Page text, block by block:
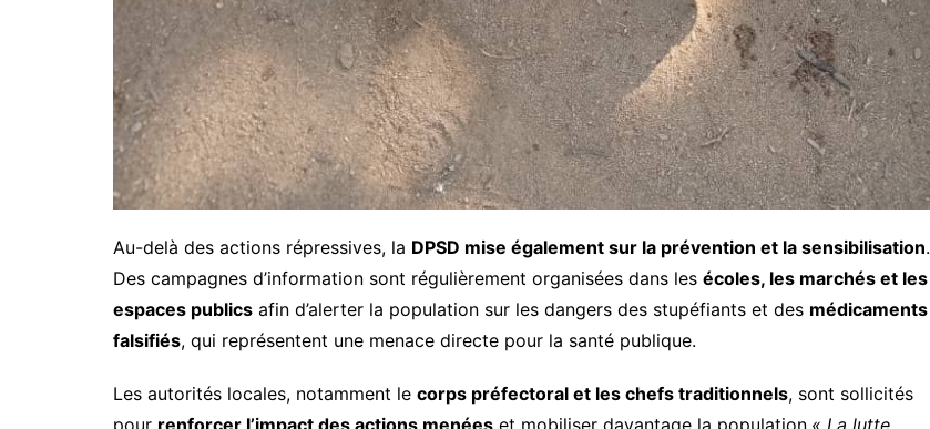
Au-delà des actions répressives, la DPSD mise également sur la prévention et la sensibilisation.
Des campagnes d’information sont régulièrement organisées dans les écoles, les marchés et les
espaces publics afin d’alerter la population sur les dangers des stupéfiants et des médicaments
falsifiés, qui représentent une menace directe pour la santé publique.
Les autorités locales, notamment le corps préfectoral et les chefs traditionnels, sont sollicités
pour renforcer l’impact des actions menées et mobiliser davantage la population. « La lutte